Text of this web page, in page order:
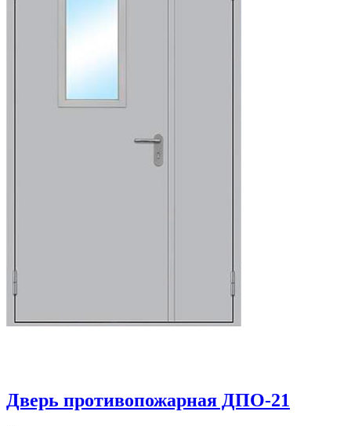
Дверь противопожарная ДПО-21